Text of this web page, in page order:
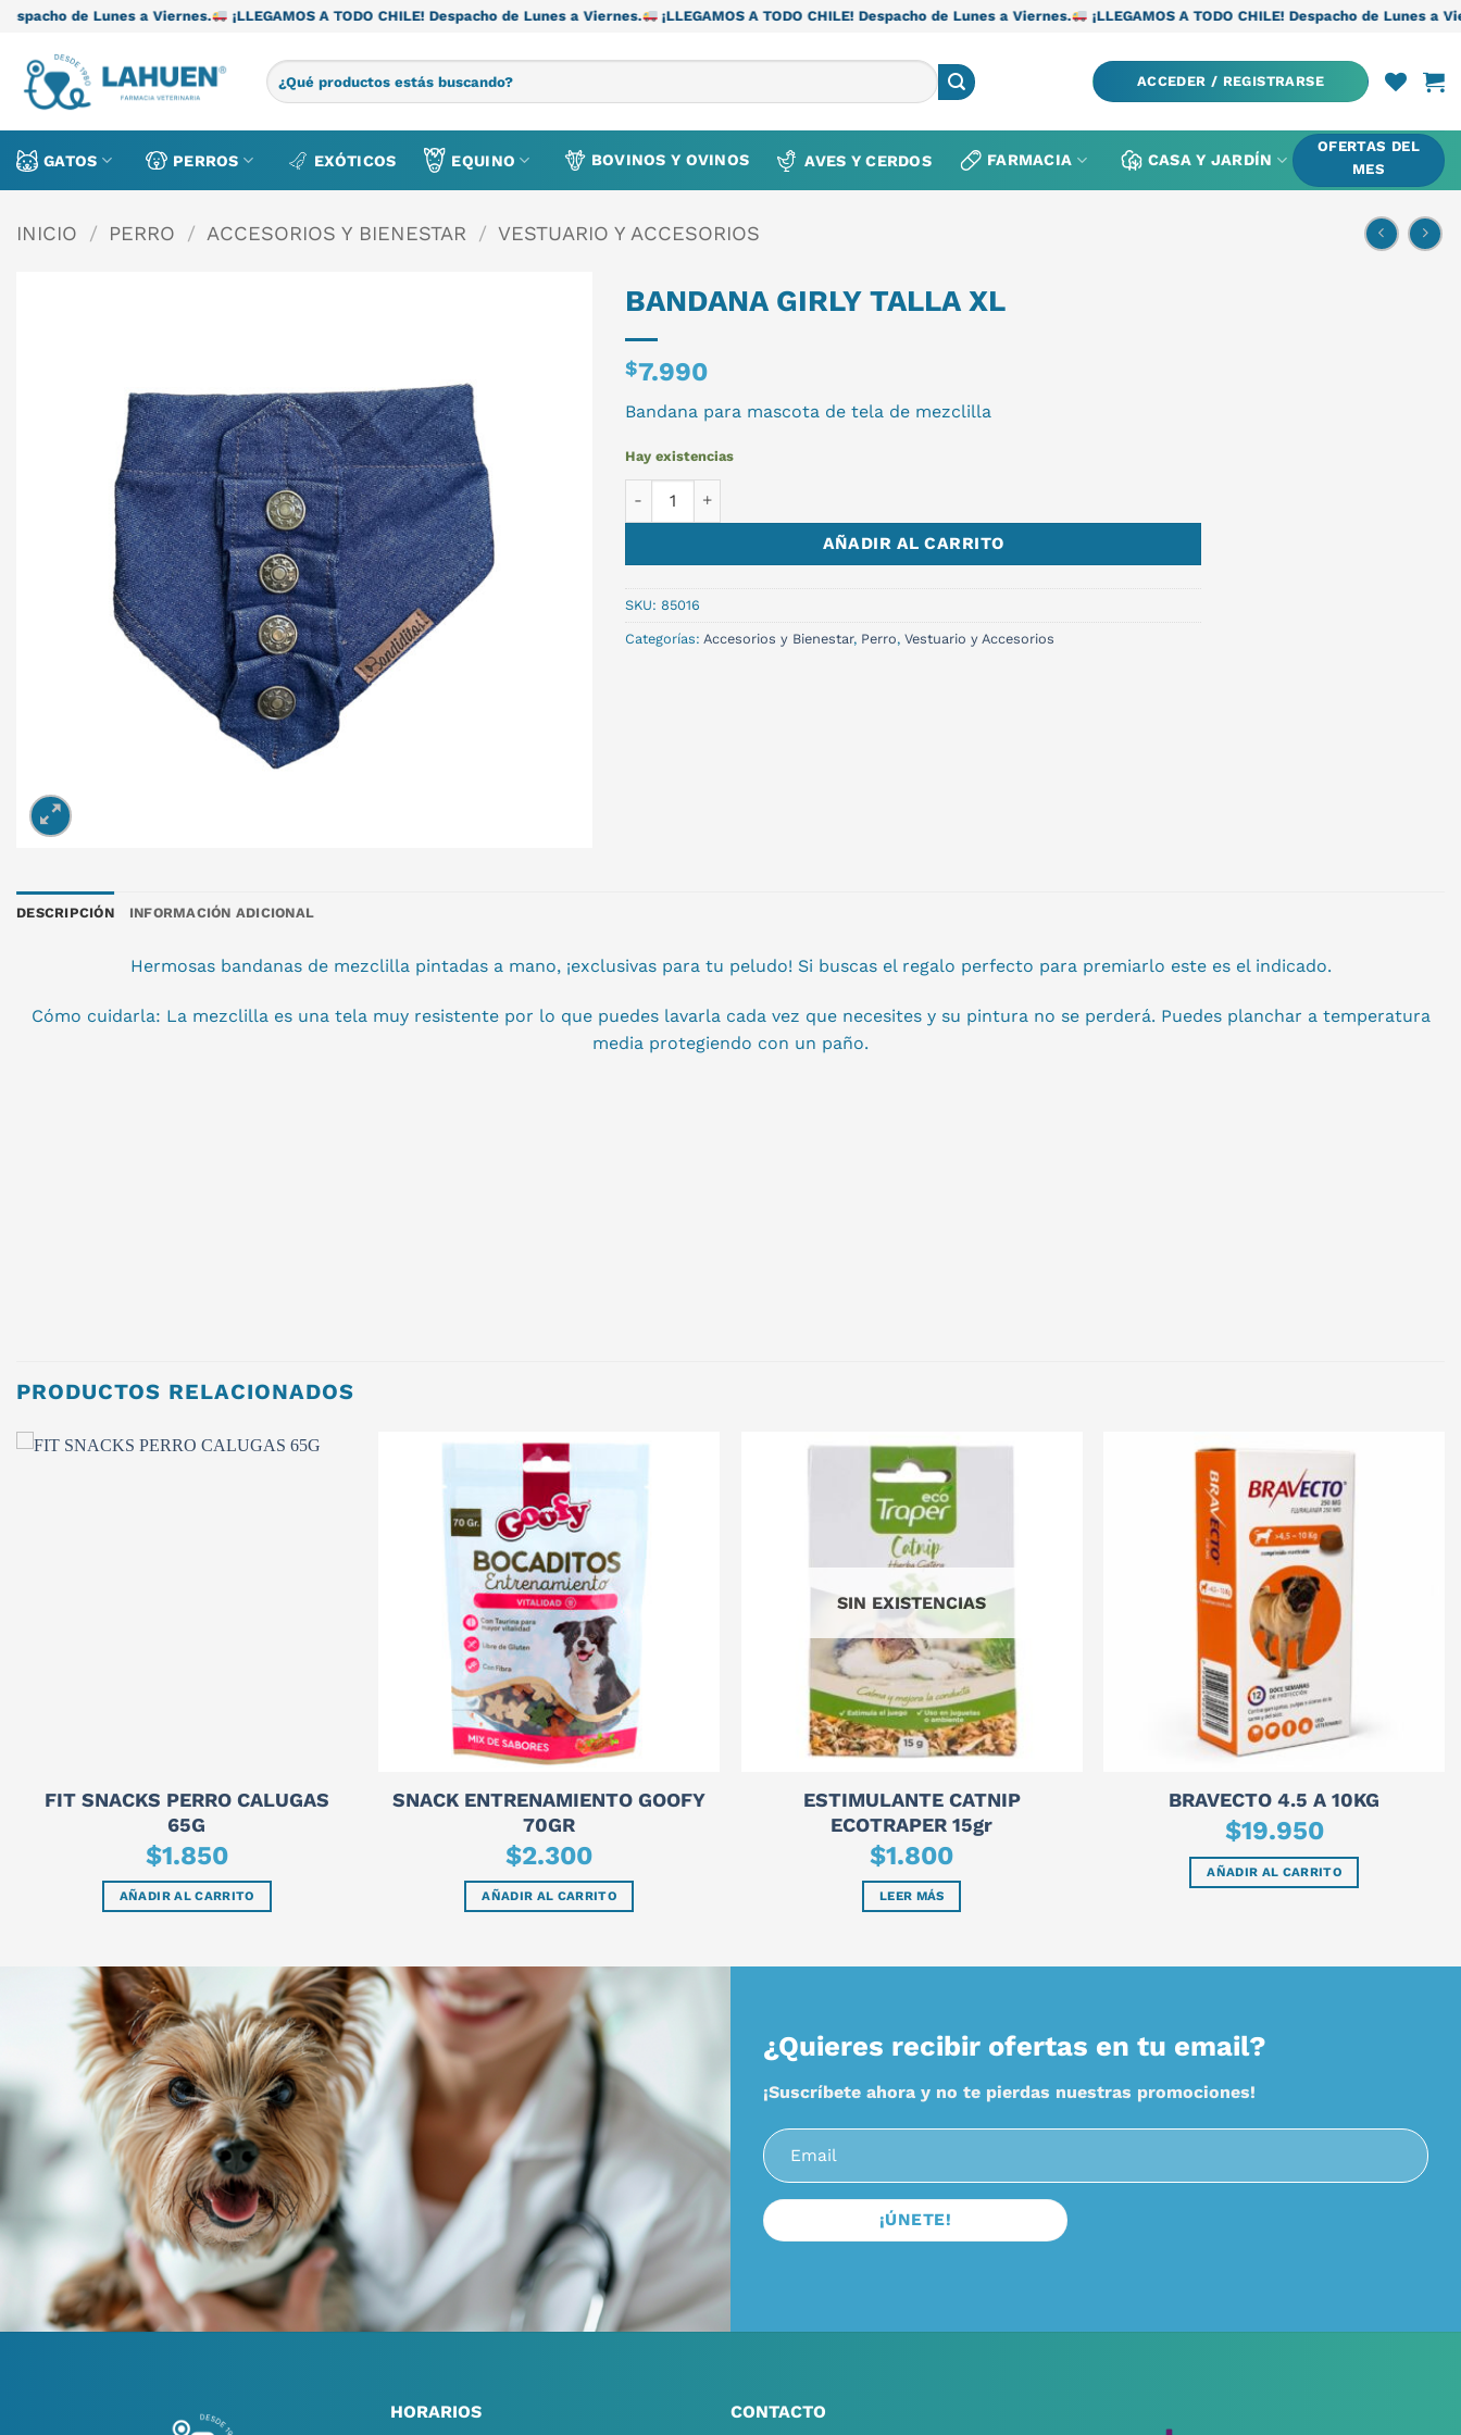
Saltar
contenido
a Viernes. ¡LLEGAMOS A TODO CHILE! Despacho de Lunes a Viernes. ¡LLEGAMOS A TODO CHILE! Despacho de Lunes a Viernes. ¡LLEGAMOS A TODO CHILE! Despacho de Lunes a Viernes.
Buscar
por:
ACCEDER / REGISTRARSE
GATOS PERROS EXÓTICOS EQUINO BOVINOS Y OVINOS AVES Y CERDOS FARMACIA CASA Y JARDÍN
OFERTAS DEL
MES
INICIO / PERRO / ACCESORIOS Y BIENESTAR / VESTUARIO Y ACCESORIOS
BANDANA GIRLY TALLA XL
$7.990
Bandana para mascota de tela de mezclilla
Hay existencias
AÑADIR AL CARRITO
SKU: 85016
Categorías: Accesorios y Bienestar, Perro, Vestuario y Accesorios
DESCRIPCIÓN INFORMACIÓN ADICIONAL
Hermosas bandanas de mezclilla pintadas a mano, ¡exclusivas para tu peludo! Si buscas el regalo perfecto para premiarlo este es el indicado.
Cómo cuidarla: La mezclilla es una tela muy resistente por lo que puedes lavarla cada vez que necesites y su pintura no se perderá. Puedes planchar a temperatura
media protegiendo con un paño.
PRODUCTOS RELACIONADOS
FIT SNACKS PERRO CALUGAS
65G
$1.850
AÑADIR AL CARRITO
SNACK ENTRENAMIENTO GOOFY
70GR
$2.300
AÑADIR AL CARRITO
SIN EXISTENCIAS
ESTIMULANTE CATNIP
ECOTRAPER 15gr
$1.800
LEER MÁS
BRAVECTO 4.5 A 10KG
$19.950
AÑADIR AL CARRITO
¿Quieres recibir ofertas en tu email?
¡Suscríbete ahora y no te pierdas nuestras promociones!
HORARIOS CONTACTO